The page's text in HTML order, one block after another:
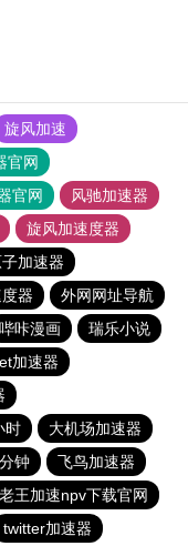
旋风加速
官网
官网
风驰加速器
旋风加速度器
子加速器
器
外网网址导航
哔咔漫画
瑞乐小说
加速器
时
大机场加速器
钟
飞鸟加速器
老王加速npv下载官网
twitter加速器